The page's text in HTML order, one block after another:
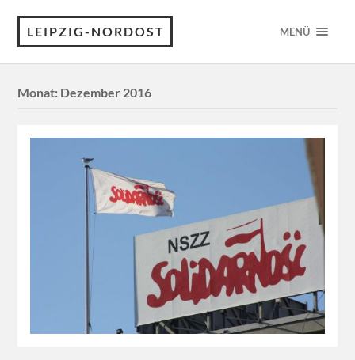
LEIPZIG-NORDOST MENÜ
Monat: Dezember 2016